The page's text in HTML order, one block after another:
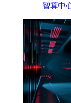
智算中